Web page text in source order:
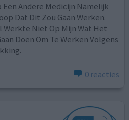
Andere Medicijn Namelijk
Dat Dit Zou Gaan Werken.
Werkte Niet Op Mijn Wat Het
Doen Om Te Werken Volgens
0 reacties